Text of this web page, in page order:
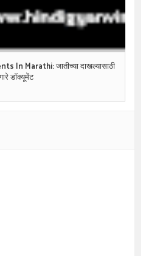
Marathi: जातीच्या दाखल्यासाठी
डॉक्यूमेंट